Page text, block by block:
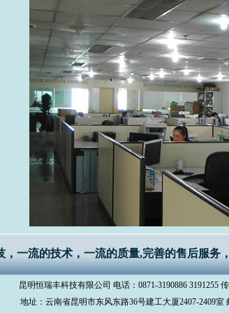
，一流的技术，一流的质量,完善的售后服务
昆明恒瑞丰科技有限公司 电话：0871-3190886 3191255
地址：云南省昆明市东风东路36号建工大厦2407-2409室